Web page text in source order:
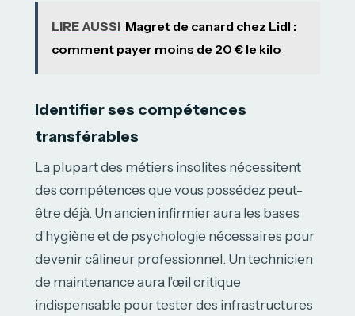
LIRE AUSSI Magret de canard chez Lidl :
comment payer moins de 20 € le kilo
Identifier ses compétences
transférables
La plupart des métiers insolites nécessitent
des compétences que vous possédez peut-
être déjà. Un ancien infirmier aura les bases
d’hygiène et de psychologie nécessaires pour
devenir câlineur professionnel. Un technicien
de maintenance aura l’œil critique
indispensable pour tester des infrastructures